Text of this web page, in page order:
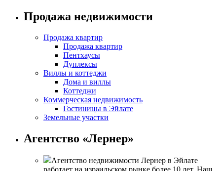
Продажа недвижимости
Продажа квартир
Продажа квартир
Пентхаусы
Дуплексы
Виллы и коттеджи
Дома и виллы
Коттеджи
Коммерческая недвижимость
Гостиницы в Эйлате
Земельные участки
Агентство «Лернер»
Агентство недвижимости Лернер в Эйлате
работает на израильском рынке более 10 лет. Наш